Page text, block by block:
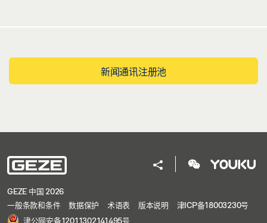
新闻通讯注册池
GEZE 中国 2026
一般条款和条件
数据保护 术语表 版本说明
津ICP备18003230号
津公网安备12011302141495号